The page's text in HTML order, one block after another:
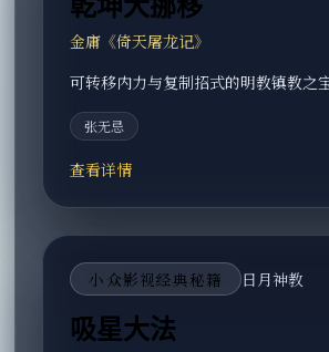
乾坤大挪移
金庸《倚天屠龙记》
可转移内力与复制招式的明教镇教之宝
张无忌
查看详情
小众影视经典秘籍 日月神教
吸星大法